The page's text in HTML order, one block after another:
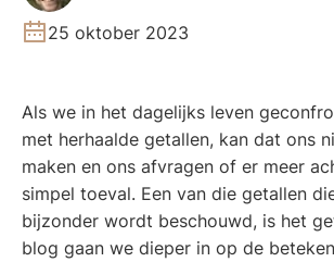
25 oktober 2023
Als we in het dagelijks leven
met herhaalde getallen, kan dat ons
maken en ons afvragen of er meer
simpel toeval. Een van die getallen
bijzonder wordt beschouwd, is het
blog gaan we dieper in op de